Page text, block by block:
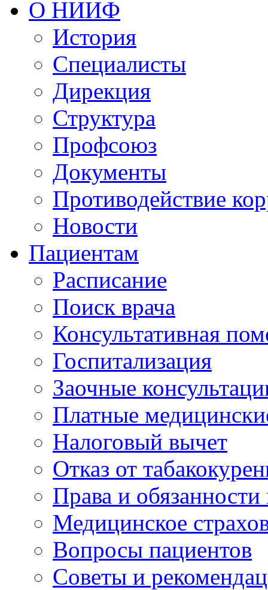
О НИИФ
История
Специалисты
Дирекция
Структура
Профсоюз
Документы
Противодействие
Новости
Пациентам
Расписание
Поиск врача
Консультативная
Госпитализация
Заочные
Платные
Налоговый вычет
Отказ от
Права и
Медицинское
Вопросы пациентов
Советы и